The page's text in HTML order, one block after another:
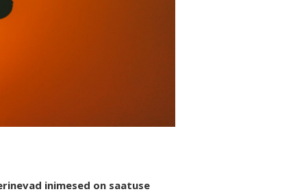
inimesed on saatuse